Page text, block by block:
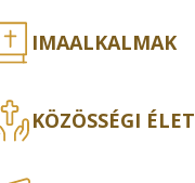
IMAALKALMAK
KÖZÖSSÉGI ÉLET